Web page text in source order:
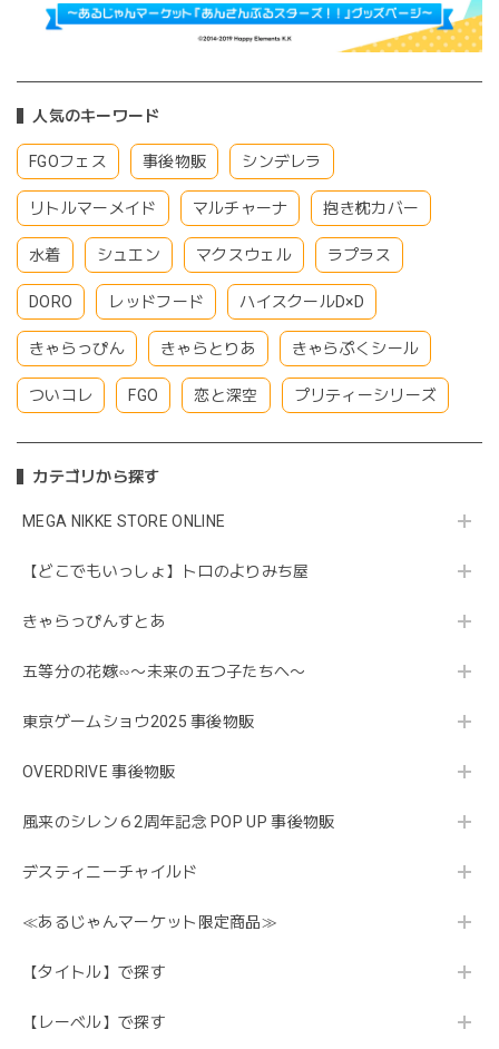
人気のキーワード
FGOフェス 事後物販 シンデレラ
リトルマーメイド マルチャーナ 抱き枕カバー
水着 シュエン マクスウェル ラプラス
DORO レッドフード ハイスクールD×D
きゃらっぴん きゃらとりあ きゃらぷくシール
ついコレ FGO 恋と深空 プリティーシリーズ
カテゴリから探す
MEGA NIKKE STORE ONLINE
【どこでもいっしょ】トロのよりみち屋
きゃらっぴんすとあ
五等分の花嫁∽〜未来の五つ子たちへ〜
東京ゲームショウ2025 事後物販
OVERDRIVE 事後物販
風来のシレン６2周年記念 POP UP 事後物販
デスティニーチャイルド
≪あるじゃんマーケット限定商品≫
【タイトル】で探す
【レーベル】で探す